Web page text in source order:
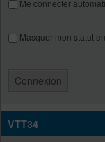
Me connecter
Masquer mon statut
VTT34